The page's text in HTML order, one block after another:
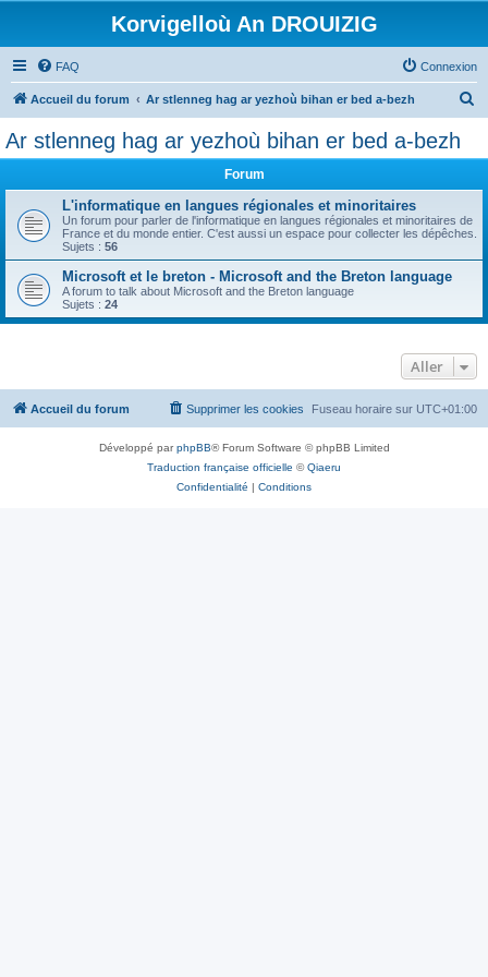
Korvigelloù An DROUIZIG
FAQ Connexion
Accueil du forum Ar stlenneg hag ar yezhoù bihan er bed a-bezh
Ar stlenneg hag ar yezhoù bihan er bed a-bezh
Forum
L'informatique en langues régionales et minoritaires
Un forum pour parler de l'informatique en langues régionales et minoritaires de
France et du monde entier. C'est aussi un espace pour collecter les dépêches.
Sujets : 56
Microsoft et le breton - Microsoft and the Breton language
A forum to talk about Microsoft and the Breton language
Sujets : 24
Aller
Accueil du forum Fuseau horaire sur UTC+01:00
Supprimer les cookies
Développé parphpBB® Forum Software © phpBB Limited
Traduction française officielle ©Qiaeru
Confidentialité | Conditions